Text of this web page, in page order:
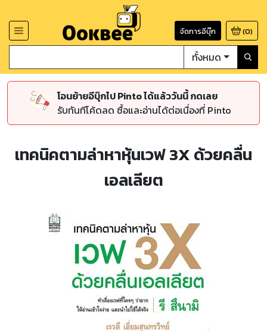
จัดการอีบุ๊ก (0)
ทั้งหมด
โอนย้ายอีบุ๊กไป Pinto ได้แล้ววันนี้ กดเลย
รับทันทีโค้ดลด ซื้อและอ่านได้ต่อเนื่องที่ Pinto
เทคนิคตามล่าหาหุ้นเวฟ 3X ด้วยคลื่น
เอลเลียต